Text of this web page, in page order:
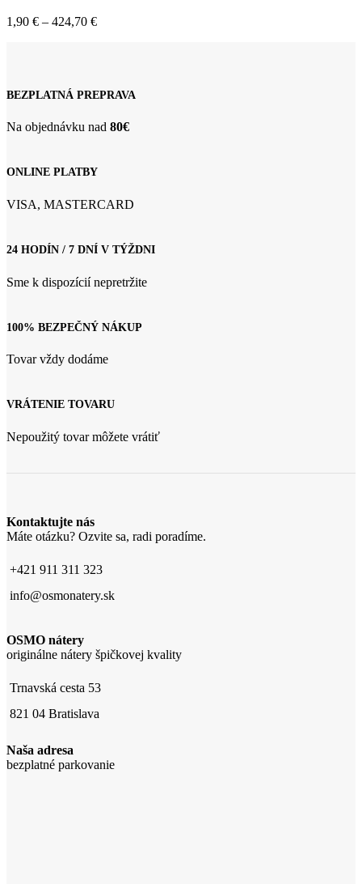
variantov.
na
1,90 € – 424,70 €Price
BEZPLATNÁ PREPRAVA
Na objednávku nad 80€
ONLINE PLATBY
VISA, MASTERCARD
24 HODÍN / 7 DNÍ V TÝŽDNI
Sme k dispozícií nepretržite
100% BEZPEČNÝ NÁKUP
Tovar vždy dodáme
VRÁTENIE TOVARU
Nepoužitý tovar môžete vrátiť
Kontaktujte nás
Máte otázku? Ozvite sa, radi poradíme.
+421 911 311 323
info@osmonatery.sk
OSMO nátery
originálne nátery špičkovej kvality
Trnavská cesta 53
821 04 Bratislava
Naša adresa
bezplatné parkovanie